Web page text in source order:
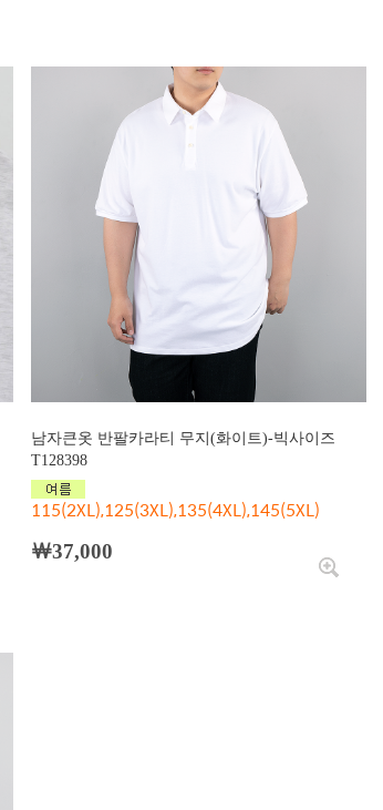
남자큰옷 반팔카라티 무지(화이트)-빅사이즈
T128398
115(2XL),125(3XL),135(4XL),145(5XL)
￦37,000